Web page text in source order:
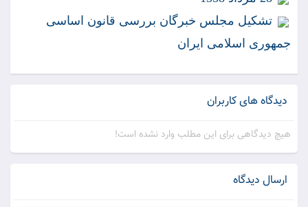
تشكيل مجلس خبرگان بررسى قانون اساسى
جمهورى اسلامى ايران
دیدگاه های کاربران
هیچ دیدگاهی برای این مطلب وارد نشده است!
ارسال دیدگاه